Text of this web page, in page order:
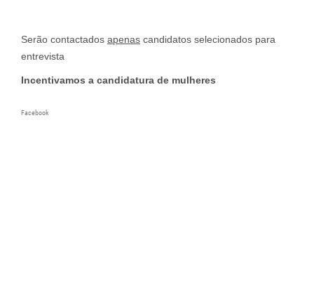
Serão contactados apenas candidatos selecionados para
entrevista
Incentivamos a candidatura de mulheres
Facebook